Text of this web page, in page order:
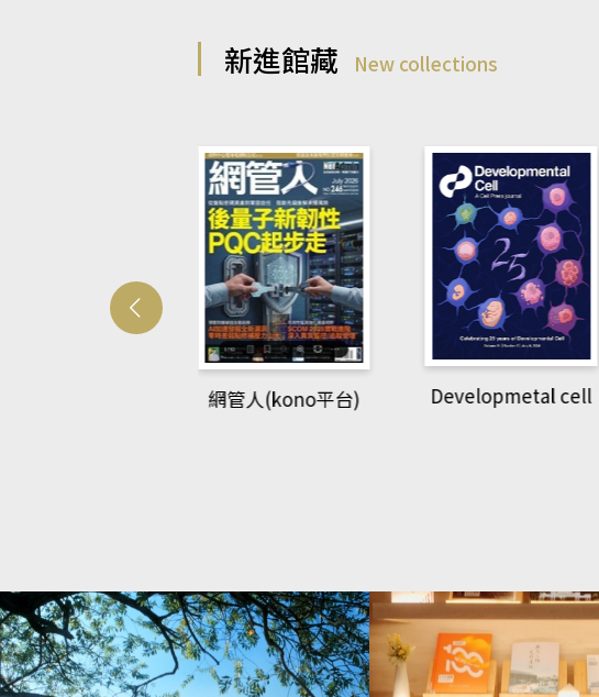
新進館藏 New collections
網管人(kono平台) Developmetal cell